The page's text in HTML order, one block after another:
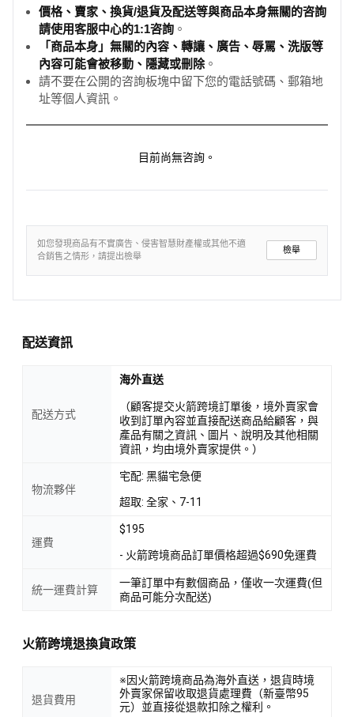
價格、賣家、換貨/退貨及配送等與商品本身無關的咨詢
請使用客服中心的1:1咨詢 。
「商品本身」無關的內容、轉讓、廣告、辱罵、洗版等
內容可能會被移動、隱藏或刪除。
請不要在公開的咨詢板塊中留下您的電話號碼、郵箱地
址等個人資訊。
目前尚無咨詢。
如您發現商品有不實廣告、侵害智慧財產權或其他不適
合銷售之情形，請提出檢舉
檢舉
配送資訊
配送方式
海外直送
（顧客提交火箭跨境訂單後，境外賣家會
收到訂單內容並直接配送商品給顧客，與
產品有關之資訊、圖片、說明及其他相關
資訊，均由境外賣家提供。）
物流夥伴
宅配: 黑貓宅急便
超取: 全家、7-11
運費
$195
- 火箭跨境商品訂單價格超過$690免運費
統一運費計算
一筆訂單中有數個商品，僅收一次運費(但
商品可能分次配送)
火箭跨境退換貨政策
退貨費用
※因火箭跨境商品為海外直送，退貨時境
外賣家保留收取退貨處理費（新臺幣95
元）並直接從退款扣除之權利。